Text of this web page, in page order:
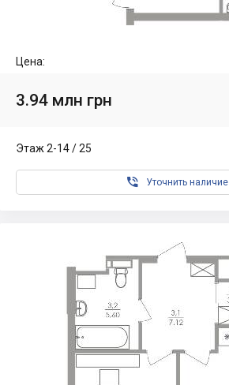
Цена:
3.94 млн грн
Этаж 2-14 / 25
 Уточнить наличие